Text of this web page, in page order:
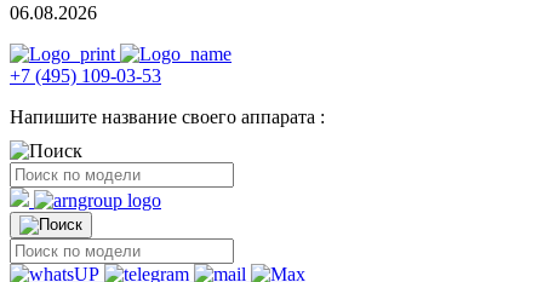
06.08.2026
+7 (495) 109-03-53
Напишите название своего аппарата :